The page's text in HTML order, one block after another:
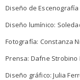
Diseño de Escenografía
Diseño lumínico:
Fotografía: Constanza
Prensa: Dafne
Diseño gráfico: Julia